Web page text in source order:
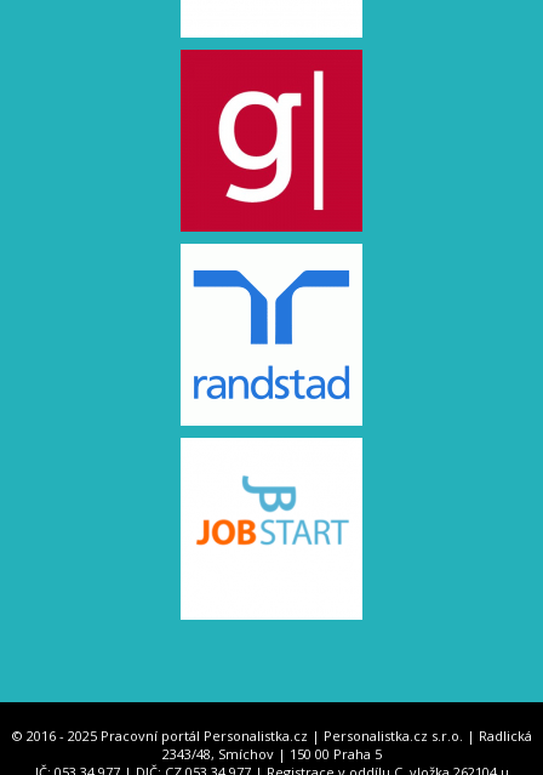
© 2016 - 2025 Pracovní portál Personalistka.cz | Personalistka.cz s.r.o. | Radlická
2343/48, Smíchov | 150 00 Praha 5